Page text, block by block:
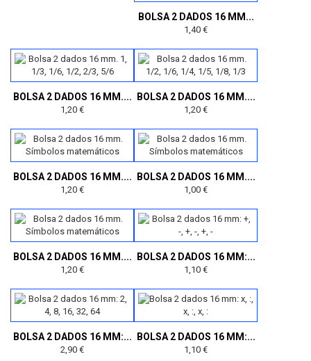
BOLSA 2 DADOS 16 MM...
1,40 €
BOLSA 2 DADOS 16 MM....
1,20 €
BOLSA 2 DADOS 16 MM....
1,20 €
BOLSA 2 DADOS 16 MM....
1,20 €
BOLSA 2 DADOS 16 MM....
1,00 €
BOLSA 2 DADOS 16 MM....
1,20 €
BOLSA 2 DADOS 16 MM:...
1,10 €
BOLSA 2 DADOS 16 MM:...
2,90 €
BOLSA 2 DADOS 16 MM:...
1,10 €